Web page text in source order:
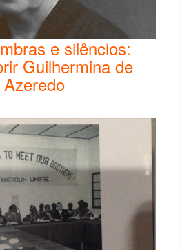
e silêncios:
Guilhermina de
Azeredo